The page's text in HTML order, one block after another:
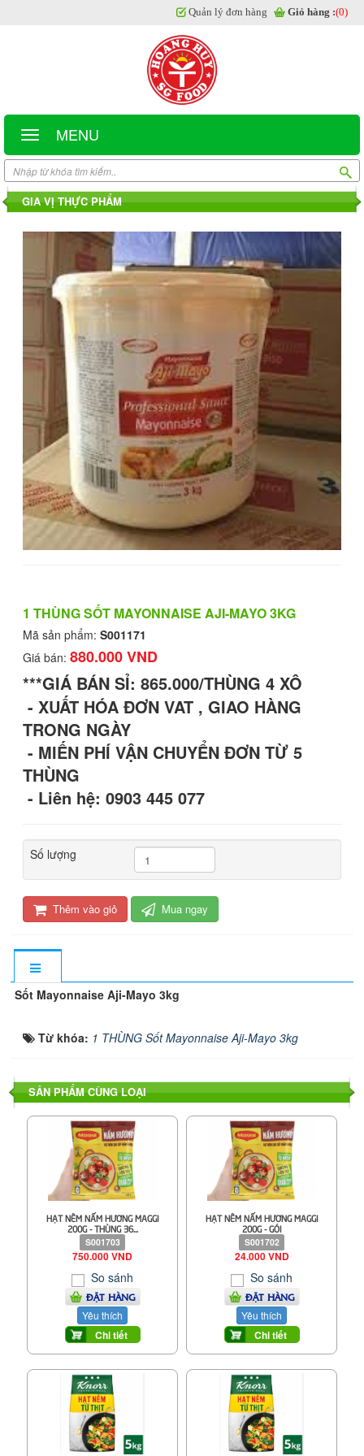
MENU
Quản lý đơn hàng Giỏ hàng :(0)
GIA VỊ THỰC PHẨM
1 THÙNG SỐT MAYONNAISE AJI-MAYO 3KG
Mã sản phẩm: S001171
Giá bán: 880.000 VND
***GIÁ BÁN SỈ: 865.000/THÙNG 4 XÔ
- XUẤT HÓA ĐƠN VAT , GIAO HÀNG
TRONG NGÀY
- MIẾN PHÍ VẬN CHUYỂN ĐƠN TỪ 5
THÙNG
- Liên hệ: 0903 445 077
Số lượng
Thêm vào giỏ Mua ngay
Sốt Mayonnaise Aji-Mayo 3kg
Từ khóa: 1 THÙNG Sốt Mayonnaise Aji-Mayo 3kg
SẢN PHẨM CÙNG LOẠI
HẠT NÊM NẤM HƯƠNG MAGGI
200G - THÙNG 36...
S001703
750.000 VND
So sánh
ĐẶT HÀNG
Yêu thích
Chi tiết
HẠT NÊM NẤM HƯƠNG MAGGI
200G - GÓI
S001702
24.000 VND
So sánh
ĐẶT HÀNG
Yêu thích
Chi tiết